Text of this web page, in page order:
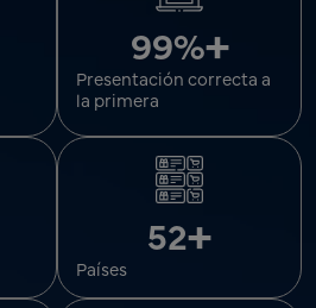
99%+
Presentación correcta a
la primera
52+
Países